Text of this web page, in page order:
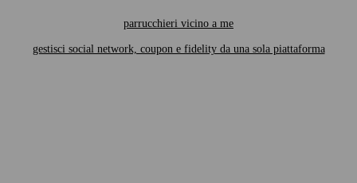
parrucchieri vicino a me
gestisci social network, coupon e fidelity da una sola piattaforma